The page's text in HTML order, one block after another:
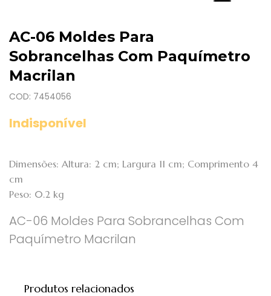
AC-06 Moldes Para
Sobrancelhas Com Paquímetro
Macrilan
COD: 7454056
Indisponível
Dimensões: Altura: 2 cm; Largura 11 cm; Comprimento 4
cm
Peso: 0.2 kg
AC-06 Moldes Para Sobrancelhas Com
Paquímetro Macrilan
Produtos relacionados